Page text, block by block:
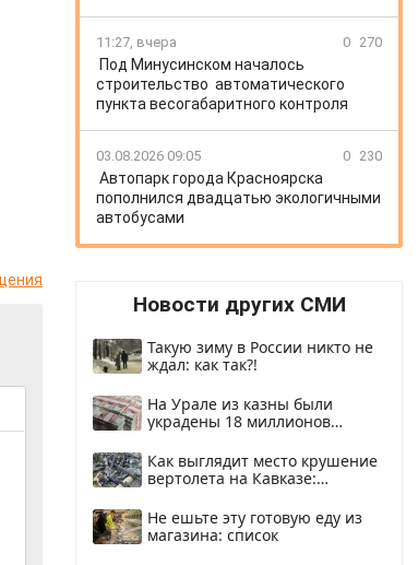
11:27, вчера 0 270
Под Минусинском началось
строительство автоматического
пункта весогабаритного контроля
03.08.2026 09:05 0 230
Автопарк города Красноярска
пополнился двадцатью экологичными
автобусами
Новости других СМИ
Такую зиму в России никто не
ждал: как так?!
На Урале из казны были
украдены 18 миллионов
Как выглядит место крушение
вертолета на Кавказе:
Не ешьте эту готовую еду из
магазина: список